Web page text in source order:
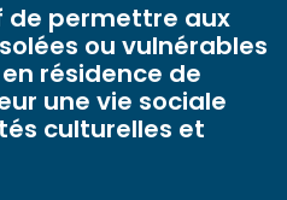
de permettre aux
ou vulnérables
résidence de
une vie sociale
culturelles et